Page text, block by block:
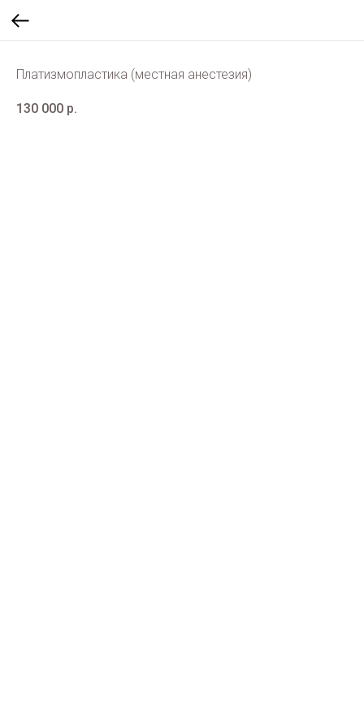
Платизмопластика (местная анестезия)
130 000 р.